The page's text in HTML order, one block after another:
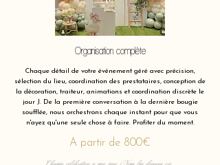
Organisation complète
Chaque détail de votre événement géré avec précision,
sélection du lieu, coordination des prestataires, conception de
la décoration, traiteur, animations et coordination discrète le
jour J. De la première conversation à la dernière bougie
soufflée, nous orchestrons chaque instant pour que vous
n'ayez qu'une seule chose à faire. Profiter du moment.
A partir de 800€